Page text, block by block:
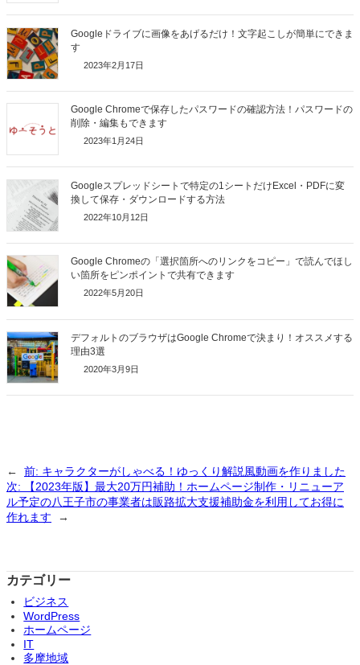
Googleドライブに画像をあげるだけ！文字起こしが簡単にできま
す
2023年2月17日
Google Chromeで保存したパスワードの確認方法！パスワードの
削除・編集もできます
2023年1月24日
Googleスプレッドシートで特定の1シートだけExcel・PDFに変
換して保存・ダウンロードする方法
2022年10月12日
Google Chromeの「選択箇所へのリンクをコピー」で読んでほし
い箇所をピンポイントで共有できます
2022年5月20日
デフォルトのブラウザはGoogle Chromeで決まり！オススメする
理由3選
2020年3月9日
← 前: キャラクターがしゃべる！ゆっくり解説風動画を作りました
次:
【2023年版】最大20万円補助！ホームページ制作・リニューア
ル予定の八王子市の事業者は販路拡大支援補助金を利用してお得に
作れます
→
カテゴリー
ビジネス
WordPress
ホームページ
IT
多摩地域